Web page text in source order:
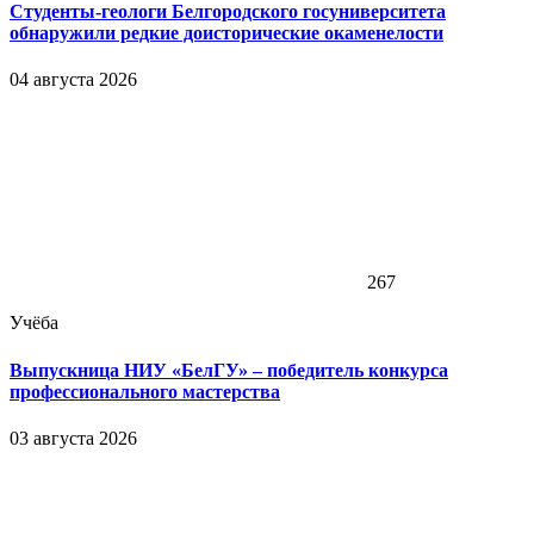
Студенты-геологи Белгородского госуниверситета
обнаружили редкие доисторические окаменелости
04 августа 2026
267
Учёба
Выпускница НИУ «БелГУ» – победитель конкурса
профессионального мастерства
03 августа 2026